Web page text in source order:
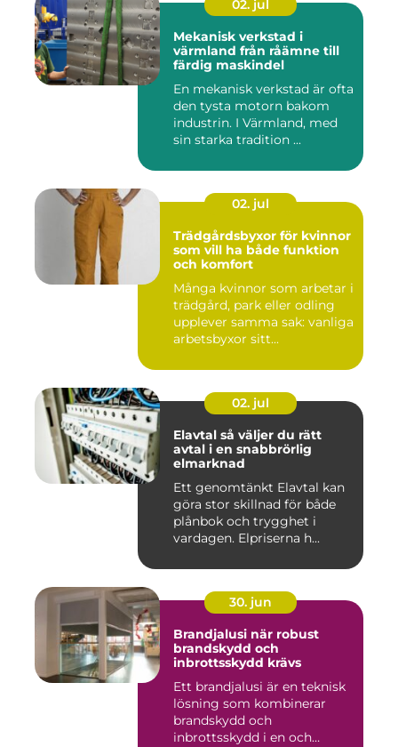
02. jul
Mekanisk verkstad i
värmland från råämne till
färdig maskindel
En mekanisk verkstad är ofta
den tysta motorn bakom
industrin. I Värmland, med
sin starka tradition ...
02. jul
Trädgårdsbyxor för kvinnor
som vill ha både funktion
och komfort
Många kvinnor som arbetar i
trädgård, park eller odling
upplever samma sak: vanliga
arbetsbyxor sitt...
02. jul
Elavtal så väljer du rätt
avtal i en snabbrörlig
elmarknad
Ett genomtänkt Elavtal kan
göra stor skillnad för både
plånbok och trygghet i
vardagen. Elpriserna h...
30. jun
Brandjalusi när robust
brandskydd och
inbrottsskydd krävs
Ett brandjalusi är en teknisk
lösning som kombinerar
brandskydd och
inbrottsskydd i en och